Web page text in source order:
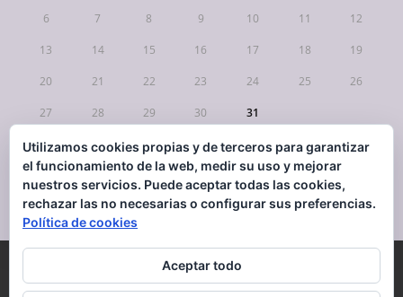
6 7 8 9 10 11 12
13 14 15 16 17 18 19
20 21 22 23 24 25 26
27 28 29 30 31
« Mar
Mapa Web AVISO LEGAL
Utilizamos cookies propias y de terceros para garantizar
el funcionamiento de la web, medir su uso y mejorar
nuestros servicios. Puede aceptar todas las cookies,
rechazar las no necesarias o configurar sus preferencias.
Política de cookies
Aceptar todo